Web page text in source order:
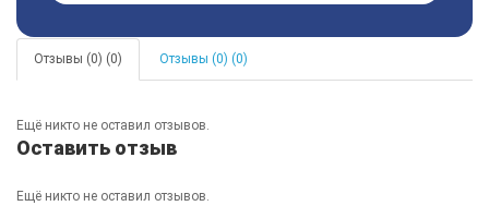
Отзывы (0) (0) Отзывы (0) (0)
Ещё никто не оставил отзывов.
Оставить отзыв
Ещё никто не оставил отзывов.